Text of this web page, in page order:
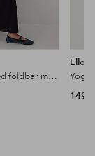
Langt skjørt med foldbar midje
Ellos
149